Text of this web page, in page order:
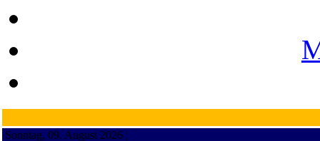
Sonntag, 09. August 2026 ¦